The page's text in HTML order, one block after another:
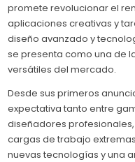
promete revolucionar el
aplicaciones creativas y
diseño avanzado y
se presenta como una de
versátiles del mercado.
Desde sus primeros
expectativa tanto entre
diseñadores
cargas de trabajo
nuevas tecnologías y una